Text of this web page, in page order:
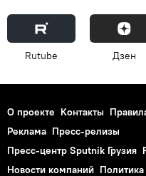
Rutube Дзен
О проекте Контакты
Реклама Пресс-релизы
Пресс-центр Sputnik Грузия
Новости компаний